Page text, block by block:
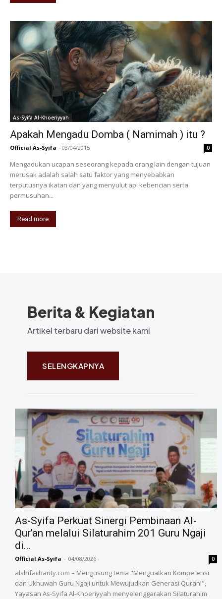
As-Syifa Al-Khoeriyyah
Apakah Mengadu Domba ( Namimah ) itu ?
Official As-Syifa - 03/04/2015 0
Mengadukan ucapan seseorang kepada orang lain dengan tujuan
merusak adalah salah satu faktor yang menyebabkan
terputusnya ikatan dan yang menyulut api kebencian serta
permusuhan...
Read more
Berita & Kegiatan
Artikel terbaru dari website kami
SELENGKAPNYA
As-Syifa Perkuat Sinergi Pembinaan Al-
Qur’an melalui Silaturahim 201 Guru Ngaji
di...
Official As-Syifa - 04/08/2026 0
alshifacharity.com – Mengusung tema "Menguatkan Kompetensi
dan Ukhuwah Guru Ngaji untuk Mewujudkan Generasi Qurani",
Yayasan As-Syifa Al-Khoeriyyah menyelenggarakan Silaturahim